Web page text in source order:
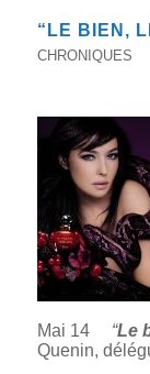
“LE BIEN,
CHRONIQUES
Mai 14“Le
Quenin,